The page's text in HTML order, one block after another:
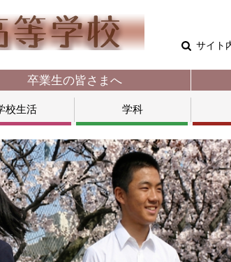
サイト
卒業生の皆さまへ
校生活 学科